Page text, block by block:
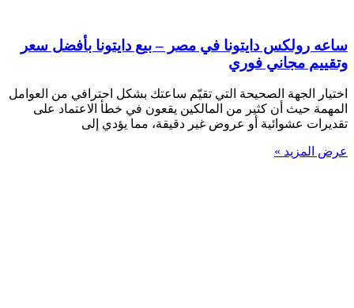
ساعه رولكس دايتونا في مصر – بيع دايتونا بأفضل سعر
وتقييم مجاني فوري
اختيار الجهة الصحيحة التي تقيّم ساعتك بشكل احترافي من العوامل
المهمة حيث أن كثير من المالكين يقعون في خطأ الاعتماد على
تقديرات عشوائية أو عروض غير دقيقة، مما يؤدي إلى
عرض المزيد »